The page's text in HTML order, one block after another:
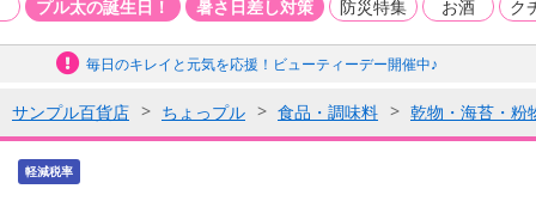
プル太の誕生日！ 暑さ日差し対策 防災特集 お酒 ク
毎日のキレイと元気を応援！ビューティーデー開催中♪
サンプル百貨店 ちょっプル 食品・調味料 乾物・海苔・粉
軽減税率